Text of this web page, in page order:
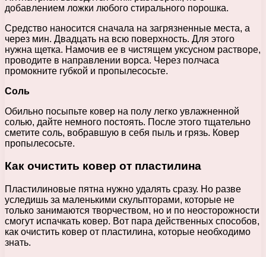
добавлением ложки любого стирального порошка.
Средство наносится сначала на загрязненные места, а
через мин. Двадцать на всю поверхность. Для этого
нужна щетка. Намочив ее в чистящем уксусном растворе,
проводите в направлении ворса. Через полчаса
промокните губкой и пропылесосьте.
Соль
Обильно посыпьте ковер на полу легко увлажненной
солью, дайте немного постоять. После этого тщательно
сметите соль, вобравшую в себя пыль и грязь. Ковер
пропылесосьте.
Как очистить ковер от пластилина
Пластилиновые пятна нужно удалять сразу. Но разве
уследишь за маленькими скульпторами, которые не
только занимаются творчеством, но и по неосторожности
смогут испачкать ковер. Вот пара действенных способов,
как очистить ковер от пластилина, которые необходимо
знать.